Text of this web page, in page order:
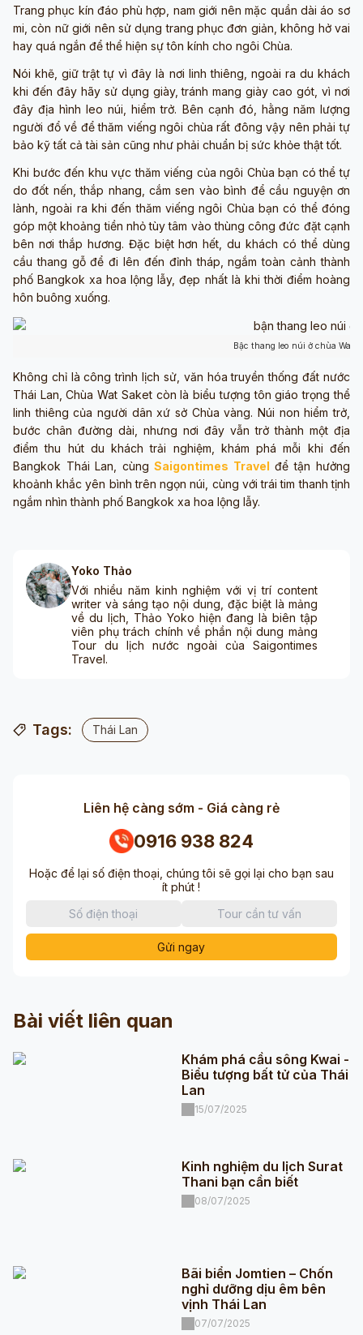
Trang phục kín đáo phù hợp, nam giới nên mặc quần dài áo sơ
mi, còn nữ giới nên sử dụng trang phục đơn giản, không hở vai
hay quá ngắn để thể hiện sự tôn kính cho ngôi Chùa.
Nói khẽ, giữ trật tự vì đây là nơi linh thiêng, ngoài ra du khách
khi đến đây hãy sử dụng giày, tránh mang giày cao gót, vì nơi
đây địa hình leo núi, hiểm trở. Bên cạnh đó, hằng năm lượng
người đổ về để thăm viếng ngôi chùa rất đông vậy nên phải tự
bảo kỹ tất cả tài sản cũng như phải chuẩn bị sức khỏe thật tốt.
Khi bước đến khu vực thăm viếng của ngôi Chùa bạn có thể tự
do đốt nến, thắp nhang, cắm sen vào bình để cầu nguyện ơn
lành, ngoài ra khi đến thăm viếng ngôi Chùa bạn có thể đóng
góp một khoảng tiền nhỏ tùy tâm vào thùng công đức đặt cạnh
bên nơi thắp hương. Đặc biệt hơn hết, du khách có thể dùng
cầu thang gỗ để đi lên đến đỉnh tháp, ngắm toàn cảnh thành
phố Bangkok xa hoa lộng lẫy, đẹp nhất là khi thời điểm hoàng
hôn buông xuống.
Bậc thang leo núi ở chùa Wat
Không chỉ là công trình lịch sử, văn hóa truyền thống đất nước
Thái Lan, Chùa Wat Saket còn là biểu tượng tôn giáo trọng thể
linh thiêng của người dân xứ sở Chùa vàng. Núi non hiểm trở,
bước chân đường dài, nhưng nơi đây vẫn trở thành một địa
điểm thu hút du khách trải nghiệm, khám phá mỗi khi đến
Bangkok Thái Lan, cùng Saigontimes Travel để tận hưởng
khoảnh khắc yên bình trên ngọn núi, cùng với trái tim thanh tịnh
ngắm nhìn thành phố Bangkok xa hoa lộng lẫy.
Yoko Thảo
Với nhiều năm kinh nghiệm với vị trí content
writer và sáng tạo nội dung, đặc biệt là mảng
về du lịch, Thảo Yoko hiện đang là biên tập
viên phụ trách chính về phần nội dung mảng
Tour du lịch nước ngoài của Saigontimes
Travel.
Tags: Thái Lan
Liên hệ càng sớm - Giá càng rẻ
0916 938 824
Hoặc để lại số điện thoại, chúng tôi sẽ gọi lại cho bạn sau
ít phút !
Gửi ngay
Bài viết liên quan
Khám phá cầu sông Kwai -
Biểu tượng bất tử của Thái
Lan
15/07/2025
Kinh nghiệm du lịch Surat
Thani bạn cần biết
08/07/2025
Bãi biển Jomtien – Chốn
nghỉ dưỡng dịu êm bên
vịnh Thái Lan
07/07/2025